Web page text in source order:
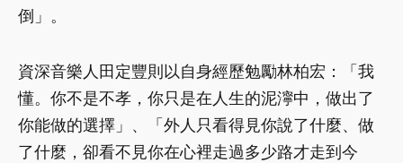
倒」。
資深音樂人田定豐則以自身經歷勉勵林柏宏：「我
懂。你不是不孝，你只是在人生的泥濘中，做出了
你能做的選擇」、「外人只看得見你說了什麼、做
了什麼，卻看不見你在心裡走過多少路才走到今